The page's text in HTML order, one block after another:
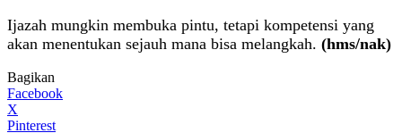
Ijazah mungkin membuka pintu, tetapi kompetensi yang
akan menentukan sejauh mana bisa melangkah. (hms/nak)
Bagikan
Facebook
X
Pinterest